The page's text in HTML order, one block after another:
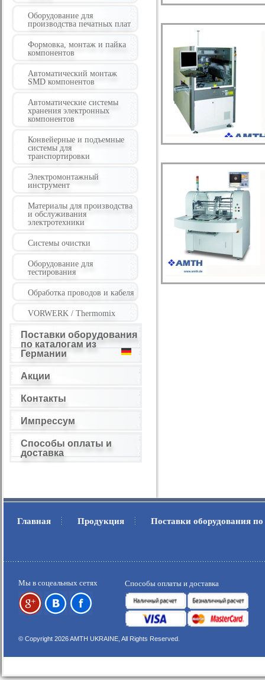
Оборудование для
производства печатных плат
Формовка, монтаж и пайка
компонентов
Автоматический монтаж
SMD компонентов
Автоматические системы
хранения электронных
компонентов
Конвейерные и подъемные
системы для
транспортировки
Электромонтажный
инструмент
Материалы для производства
и обслуживания
электротехники
Системы очистки
Оборудование для
тестирования
Обработка проводов и кабеля
VORWERK / Thermomix
Поставки оборудования
по каталогам из
Германии
Акции
Контакты
Импрессум
Способы оплаты и
доставка
Главная . Продукция . Поставки оборудования
Мы в соцеальных сетях Способы оплаты и доставка
© Copyright 2026 AMTH UKRAINE, All Rights Reserved.